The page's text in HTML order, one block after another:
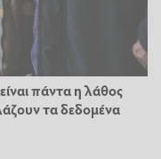
πάντα η λάθος
τα δεδομένα